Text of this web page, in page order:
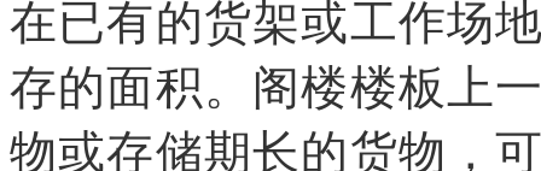
在已有的货架或工作场
存的面积。阁楼楼板上
物或存储期长的货物，